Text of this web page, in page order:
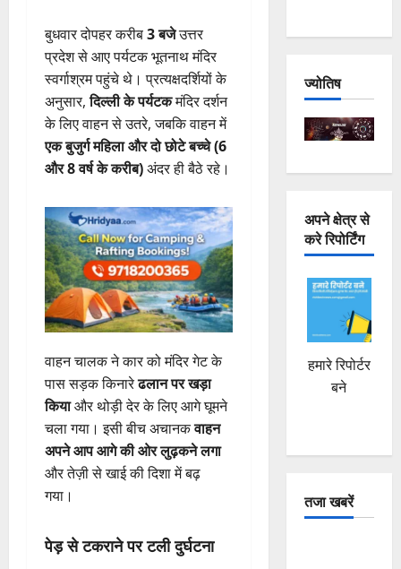
बुधवार दोपहर करीब3 बजेउत्तर
प्रदेश से आए पर्यटक भूतनाथ मंदिर
स्वर्गाश्रम पहुंचे थे। प्रत्यक्षदर्शियों के
अनुसार,दिल्ली के पर्यटकमंदिर दर्शन
के लिए वाहन से उतरे, जबकि वाहन में
एक बुजुर्ग महिला और दो छोटे बच्चे (6
और 8 वर्ष के करीब)अंदर ही बैठे रहे।
वाहन चालक ने कार को मंदिर गेट के
पास सड़क किनारेढलान पर खड़ा
कियाऔर थोड़ी देर के लिए आगे घूमने
चला गया। इसी बीच अचानकवाहन
अपने आप आगे की ओर लुढ़कने लगा
और तेज़ी से खाई की दिशा में बढ़
गया।
पेड़ से टकराने पर टली दुर्घटना
ज्योतिष
अपने क्षेत्र से
करे रिपोर्टिंग
हमारे रिपोर्टर
बने
तजा खबरें